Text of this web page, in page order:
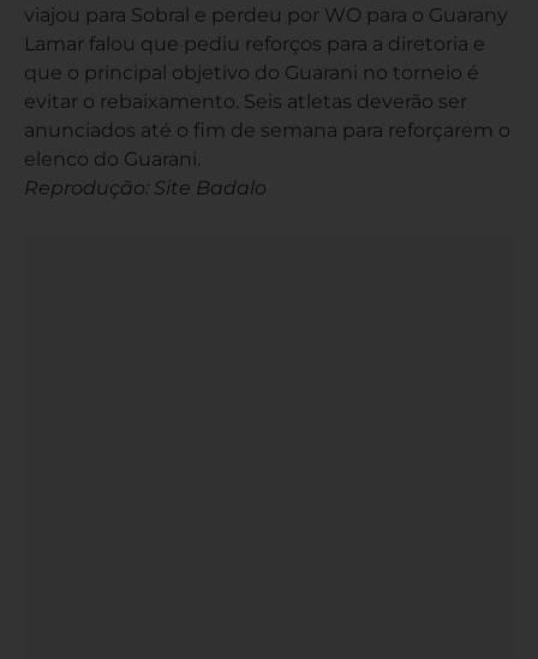
viajou para Sobral e perdeu por WO para o Guarany
Lamar falou que pediu reforços para a diretoria e
que o principal objetivo do Guarani no torneio é
evitar o rebaixamento. Seis atletas deverão ser
anunciados até o fim de semana para reforçarem o
elenco do Guarani.
Reprodução: Site Badalo